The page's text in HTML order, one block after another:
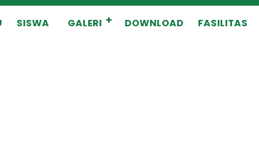
SISWA GALERI DOWNLOAD FASILITAS